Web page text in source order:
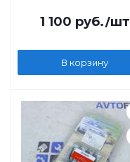
1 100 руб./шт
В корзину